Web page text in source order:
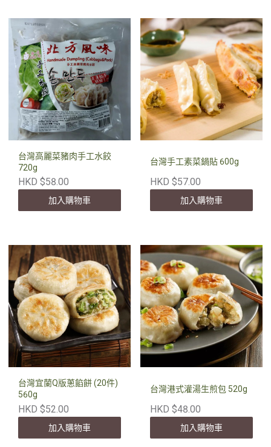
台灣高麗菜豬肉手工水餃
720g
HKD $58.00
加入購物車
台灣手工素菜鍋貼 600g
HKD $57.00
加入購物車
台灣宜蘭Q版蔥餡餅 (20件)
560g
HKD $52.00
加入購物車
台灣港式灌湯生煎包 520g
HKD $48.00
加入購物車